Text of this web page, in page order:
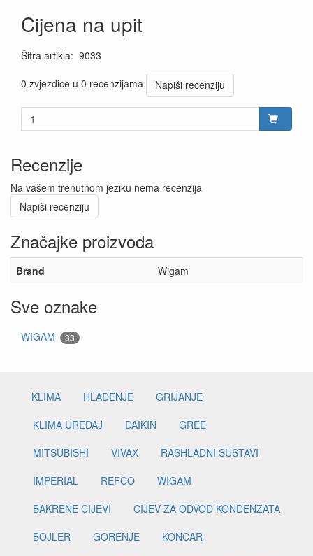
Cijena na upit
Šifra artikla: 9033
0 zvjezdice u 0 recenzijama
Napiši recenziju
Recenzije
Na vašem trenutnom jeziku nema recenzija
Napiši recenziju
Značajke proizvoda
Brand Wigam
Sve oznake
WIGAM 33
KLIMA HLAĐENJE
GRIJANJE
KLIMA UREĐAJ
DAIKIN
GREE
MITSUBISHI
VIVAX
RASHLADNI SUSTAVI
IMPERIAL
REFCO
WIGAM
BAKRENE CIJEVI
CIJEV ZA ODVOD KONDENZATA
BOJLER
GORENJE
KONČAR